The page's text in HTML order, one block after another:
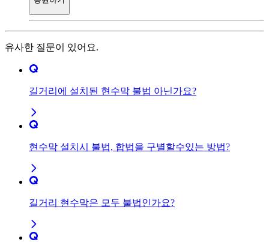
유사한 질문이 있어요.
길거리에 설치된 현수막 불법 아닌가요?
현수막 설치시 불법, 합법을 구별할수있는 방법?
길거리 현수막은 모두 불법인가요?